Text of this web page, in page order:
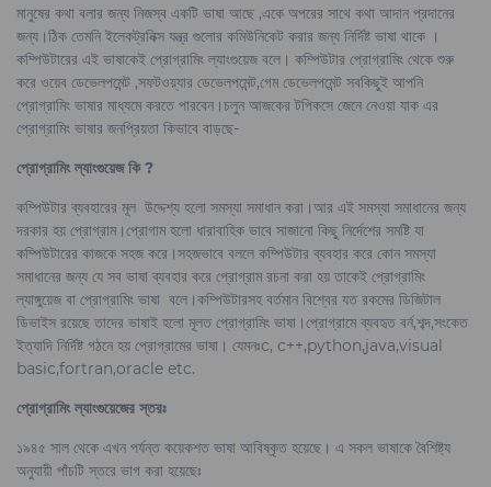
মানুষের কথা বলার জন্য নিজস্ব একটি ভাষা আছে ,একে অপরের সাথে কথা আদান প্রদানের
জন্য।ঠিক তেমনি ইলেকট্রনিক্স যন্ত্র গুলোর কমিউনিকেট করার জন্য নির্দিষ্ট ভাষা থাকে ।
কম্পিউটারের এই ভাষাকেই প্রোগ্রামিং ল্যাংগুয়েজ বলে। কম্পিউটার প্রোগ্রামিং থেকে শুরু
করে ওয়েব ডেভেলপমেন্ট ,সফটওয়্যার ডেভেলপমেন্ট,গেম ডেভেলপমেন্ট সবকিছুই আপনি
প্রোগ্রামিং ভাষার মাধ্যমে করতে পারবেন।চলুন আজকের টপিকসে জেনে নেওয়া যাক এর
প্রোগ্রামিং ভাষার জনপ্রিয়তা কিভাবে বাড়ছে-
প্রোগ্রামিং ল্যাংগুয়েজ কি ?
কম্পিউটার ব্যবহারের মূল উদ্দেশ্য হলো সমস্যা সমাধান করা।আর এই সমস্যা সমাধানের জন্য
দরকার হয় প্রোগ্রাম।প্রোগাম হলো ধারাবাহিক ভাবে সাজানো কিছু নির্দেশের সমষ্টি যা
কম্পিউটারের কাজকে সহজ করে।সহজভাবে বললে কম্পিউটার ব্যবহার করে কোন সমস্যা
সমাধানের জন্য যে সব ভাষা ব্যবহার করে প্রোগ্রাম রচনা করা হয় তাকেই প্রোগ্রামিং
ল্যাঙ্গুয়েজ বা প্রোগ্রামিং ভাষা বলে।কম্পিউটারসহ বর্তমান বিশ্বের যত রকমের ডিজিটাল
ডিভাইস রয়েছে তাদের ভাষাই হলো মূলত প্রোগ্রামিং ভাষা।প্রোগ্রামে ব্যবহৃত বর্ন,শব্দ,সংকেত
ইত্যাদি নির্দিষ্ট গঠনে হয় প্রোগ্রামের ভাষা। যেমনঃc, c++,python,java,visual
basic,fortran,oracle etc.
প্রোগ্রামিং ল্যাংগুয়েজের স্তরঃ
১৯৪৫ সাল থেকে এখন পর্যন্ত কয়েকশত ভাষা আবিষ্কৃত হয়েছে। এ সকল ভাষাকে বৈশিষ্ট্য
অনুযায়ী পাঁচটি স্তরে ভাগ করা হয়েছেঃ